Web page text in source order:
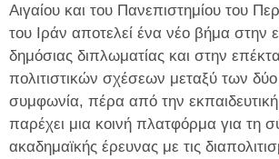
Αιγαίου και του Πανεπιστημίου του
του Ιράν αποτελεί ένα νέο βήμα στην
δημόσιας διπλωματίας και στην
πολιτιστικών σχέσεων μεταξύ των
συμφωνία, πέρα ​​από την
παρέχει μια κοινή πλατφόρμα για τη
ακαδημαϊκής έρευνας με τις